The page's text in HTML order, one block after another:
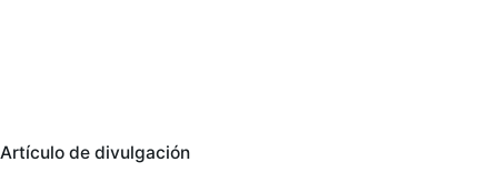
Artículo de divulgación